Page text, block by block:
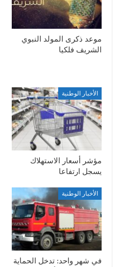
موعد ذكرى المولد النبوي
الشريف فلكيا
الأخبار الوطنية
مؤشر أسعار الاستهلاك
يسجل ارتفاعا
الأخبار الوطنية
في شهر واحد: تدخل الحماية